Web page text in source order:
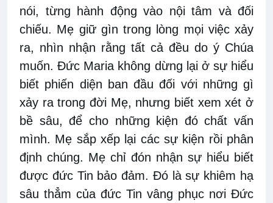
nói, từng hành động vào nội tâm và đối
chiếu. Mẹ giữ gìn trong lòng mọi việc xảy
ra, nhìn nhận rằng tất cả đều do ý Chúa
muốn. Đức Maria không dừng lại ở sự hiểu
biết phiến diện ban đầu đối với những gì
xảy ra trong đời Mẹ, nhưng biết xem xét ở
bề sâu, để cho những kiện đó chất vấn
mình. Mẹ sắp xếp lại các sự kiện rồi phân
định chúng. Mẹ chỉ đón nhận sự hiểu biết
được đức Tin bảo đảm. Đó là sự khiêm hạ
sâu thẳm của đức Tin vâng phục nơi Đức